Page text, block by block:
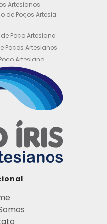
Artesianos
de Poços Artesia
Poço Artesiano
Poços Artesianos
Artesiano
Poço Artesiano
Artesiano
Artesiano
Poços Artesiano
de Poç
Artesiano
de Poço Artesi
Artesiano